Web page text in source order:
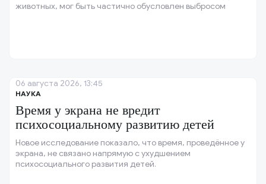
животных, мог быть частично обусловлен выбросом
НАУКА
Время у экрана не вредит
психосоциальному развитию детей
Новое исследование показало, что время, проведённое у
экрана, не связано напрямую с ухудшением
психосоциального развития детей.
06 августа 2026, 13:45